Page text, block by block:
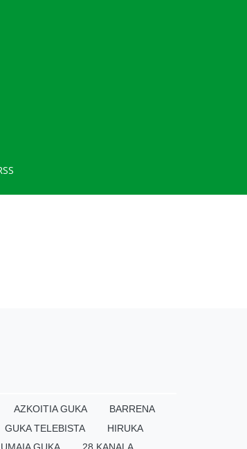
AZKOITIA GUKA
BARRENA
GUKA TELEBISTA
HIRUKA